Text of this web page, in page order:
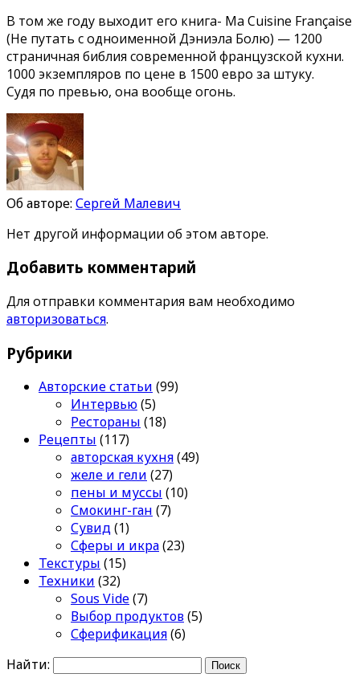
В том же году выходит его книга- Ma Cuisine Française
(Не путать с одноименной Дэниэла Болю) — 1200
страничная библия современной французской кухни.
1000 экземпляров по цене в 1500 евро за штуку.
Судя по превью, она вообще огонь.
Об авторе: Сергей Малевич
Нет другой информации об этом авторе.
Добавить комментарий
Для отправки комментария вам необходимо
авторизоваться.
Рубрики
Авторские статьи (99)
Интервью(5)
Рестораны (18)
Рецепты (117)
авторская кухня(49)
желе и гели (27)
пены и муссы (10)
Смокинг-ган (7)
Сувид(1)
Сферы и икра(23)
Текстуры (15)
Техники (32)
Sous Vide(7)
Выбор продуктов(5)
Сферификация(6)
Найти: